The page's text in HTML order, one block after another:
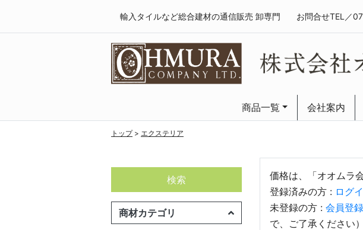
輸入タイルなど総合建材の通信販売 卸専門 お問合せTEL／
商品一覧 会社案内
トップ> エクステリア
検索
商材カテゴリ
価格は、「オオムラ
登録済みの方 : ログ
未登録の方 : 会員登
で、ご了承ください）